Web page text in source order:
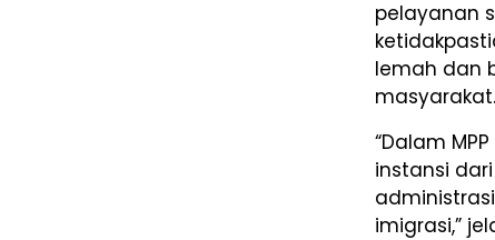
pelayanan
lemah dan
masyarakat.
“Dalam
instansi
imigrasi,”